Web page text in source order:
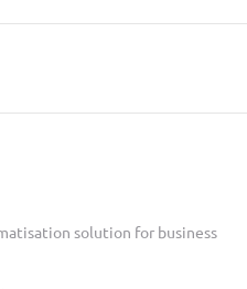
solution for business